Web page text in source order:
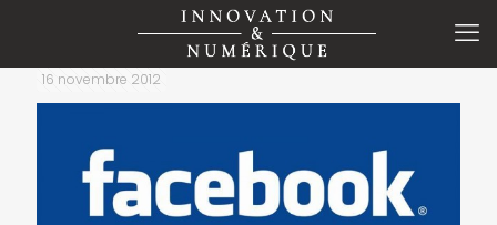
16 novembre 2012